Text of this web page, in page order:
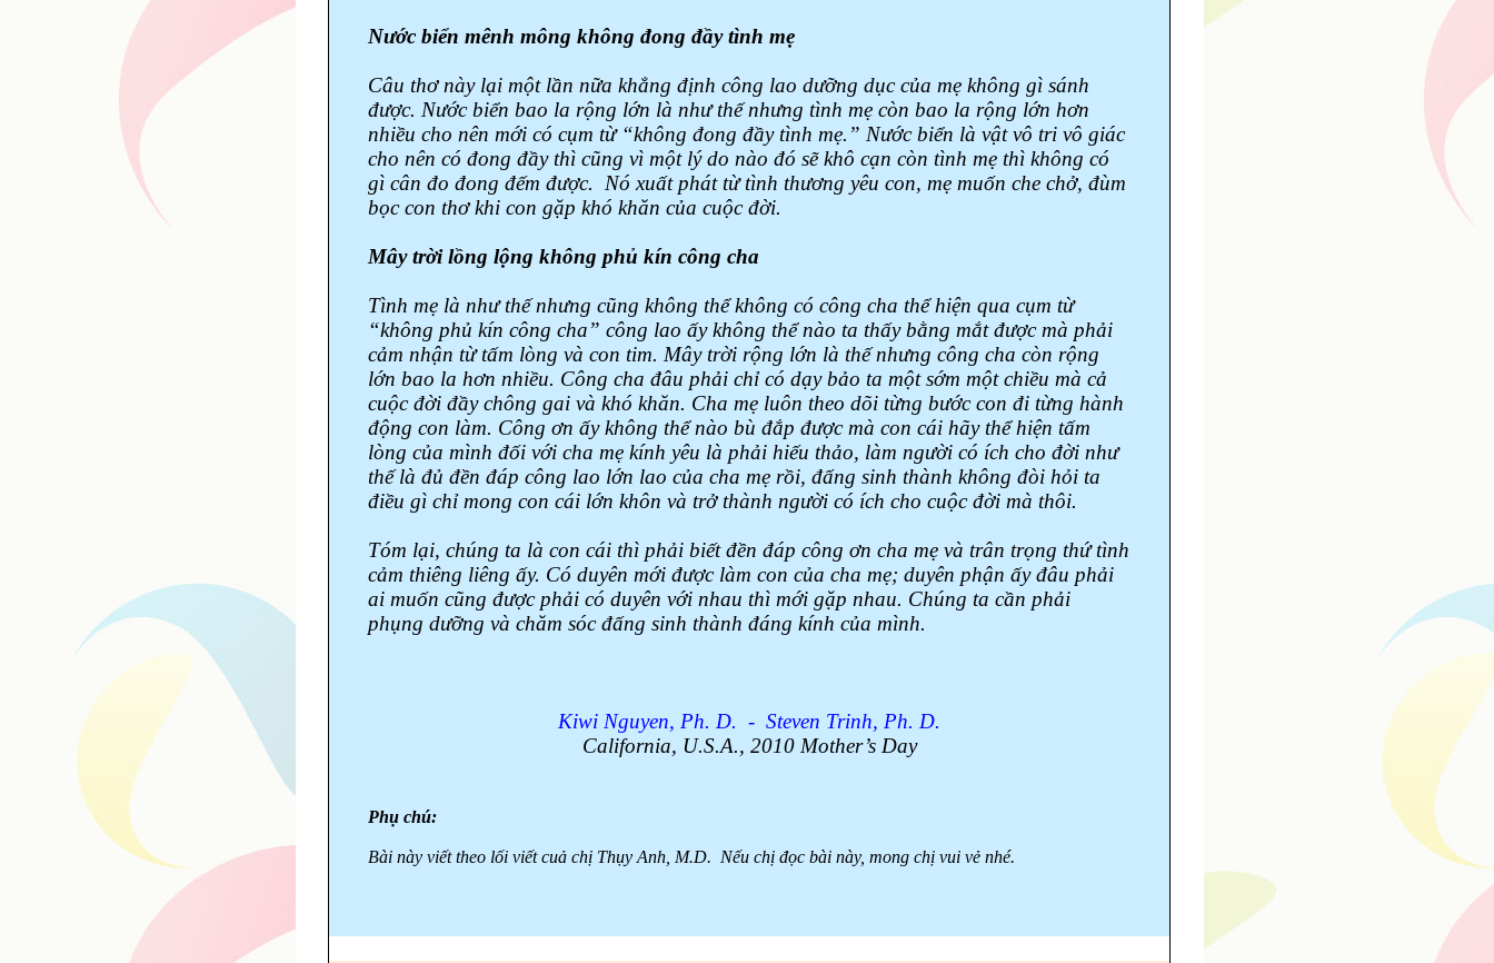
Nước biển mênh mông không đong đầy tình mẹ
Câu thơ này lại một lần nữa khẳng định công lao dưỡng dục của mẹ không gì sánh
được. Nước biển bao la rộng lớn là như thế nhưng tình mẹ còn bao la rộng lớn hơn
nhiều cho nên mới có cụm từ “không đong đầy tình mẹ.” Nước biển là vật vô tri vô giác
cho nên có đong đầy thì cũng vì một lý do nào đó sẽ khô cạn còn tình mẹ thì không có
gì cân đo đong đếm được.
Nó xuất phát từ tình thương yêu con, mẹ muốn che chở, đùm
bọc con thơ khi con gặp khó khăn của cuộc đời.
Mây trời lồng lộng không phủ kín công cha
Tình mẹ là như thế nhưng cũng không thể không có công cha thể hiện qua cụm từ
“không phủ kín công cha” công lao ấy không thể nào ta thấy bằng mắt được mà phải
cảm nhận từ tấm lòng và con tim. Mây trời rộng lớn là thế nhưng công cha còn rộng
lớn bao la hơn nhiều. Công cha đâu phải chỉ có dạy bảo ta một sớm một chiều mà cả
cuộc đời đầy chông gai và khó khăn. Cha mẹ luôn theo dõi từng bước con đi từng hành
động con làm. Công ơn ấy không thể nào bù đắp được mà con cái hãy thể hiện tấm
lòng của mình đối với cha mẹ kính yêu là phải hiếu thảo, làm người có ích cho đời như
thế là đủ đền đáp công lao lớn lao của cha mẹ rồi, đấng sinh thành không đòi hỏi ta
điều gì chỉ mong con cái lớn khôn và trở thành người có ích cho cuộc đời mà thôi.
Tóm lại, chúng ta là con cái thì phải biết đền đáp công ơn cha mẹ và trân trọng thứ tình
cảm thiêng liêng ấy. Có duyên mới được làm con của cha mẹ; duyên phận ấy đâu phải
ai muốn cũng được phải có duyên với nhau thì mới gặp nhau. Chúng ta cần phải
phụng dưỡng và chăm sóc đấng sinh thành đáng kính của mình.
Kiwi Nguyen, Ph. D. - Steven Trinh, Ph. D.
California, U.S.A., 2010 Mother’s Day
Phụ chú:
Bài này viết theo lối viết cuả chị Thụy Anh, M.D. Nếu chị đọc bài này, mong chị vui vẻ nhé.